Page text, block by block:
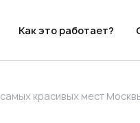
Как это работает?
самых красивых мест